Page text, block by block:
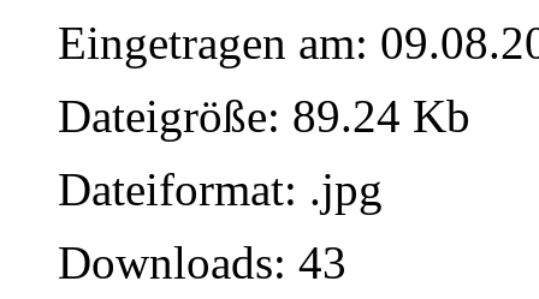
Eingetragen am:
Dateigröße: 89.24 Kb
Dateiformat: .jpg
Downloads: 43